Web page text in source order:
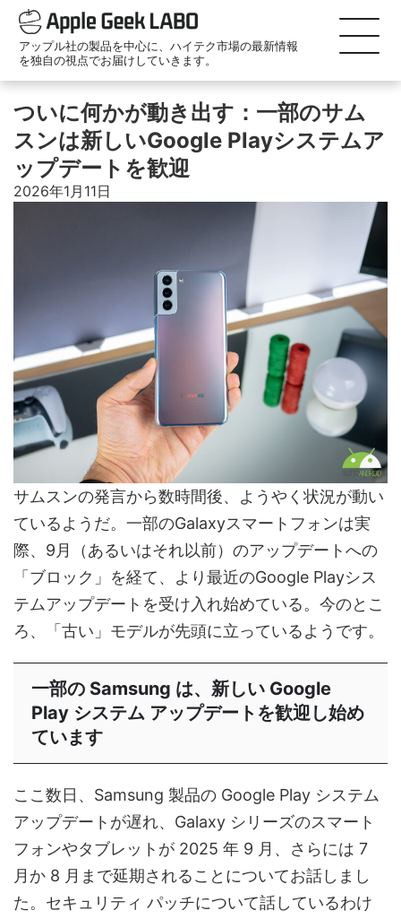
アップル社の製品を中心に、ハイテク市場の最新情報
を独自の視点でお届けしていきます。
ついに何かが動き出す：一部のサム
スンは新しいGoogle Playシステムア
ップデートを歓迎
2026年1月11日
サムスンの発言から数時間後、ようやく状況が動い
ているようだ。一部のGalaxyスマートフォンは実
際、9月（あるいはそれ以前）のアップデートへの
「ブロック」を経て、より最近のGoogle Playシス
テムアップデートを受け入れ始めている。今のとこ
ろ、「古い」モデルが先頭に立っているようです。
一部の Samsung は、新しい Google
Play システム アップデートを歓迎し始め
ています
ここ数日、Samsung 製品の Google Play システム
アップデートが遅れ、Galaxy シリーズのスマート
フォンやタブレットが 2025 年 9 月、さらには 7
月か 8 月まで延期されることについてお話しまし
た。セキュリティ パッチについて話しているわけ